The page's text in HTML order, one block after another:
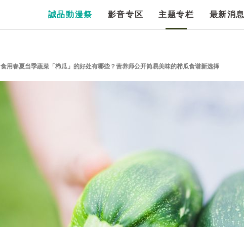
誠品動漫祭 影音专区 主题专栏 最新消息
食用春夏当季蔬菜「栉瓜」的好处有哪些？营养师公开简易美味的栉瓜食谱新选择